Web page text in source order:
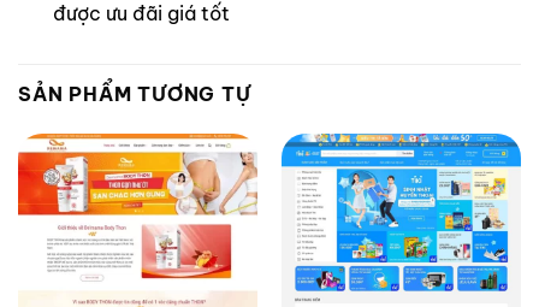
được ưu đãi giá tốt
SẢN PHẨM TƯƠNG TỰ